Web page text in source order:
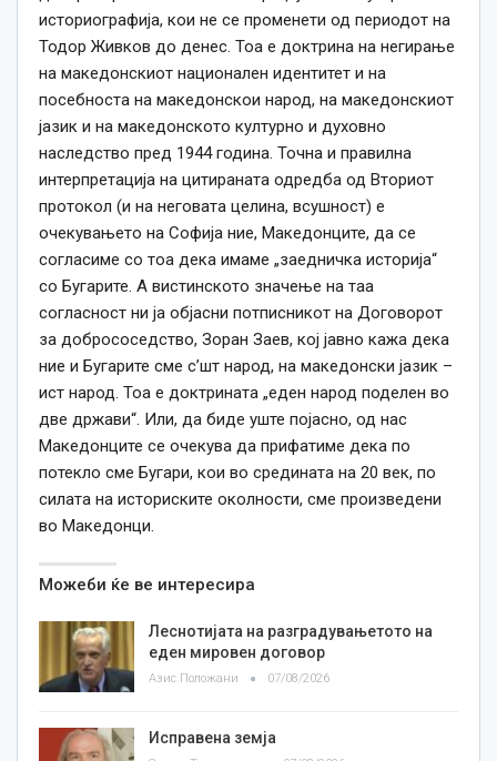
историографија, кои не се променети од периодот на
Тодор Живков до денес. Тоа е доктрина на негирање
на македонскиот национален идентитет и на
посебноста на македонскои народ, на македонскиот
јазик и на македонското културно и духовно
наследство пред 1944 година. Точна и правилна
интерпретација на цитираната одредба од Вториот
протокол (и на неговата целина, всушност) е
очекувањето на Софија ние, Македонците, да се
согласиме со тоа дека имаме „заедничка историја“
со Бугарите. А вистинското значење на таа
согласност ни ја објасни потписникот на Договорот
за добрососедство, Зоран Заев, кој јавно кажа дека
ние и Бугарите сме с’шт народ, на македонски јазик –
ист народ. Тоа е доктрината „еден народ поделен во
две држави“. Или, да биде уште појасно, од нас
Македонците се очекува да прифатиме дека по
потекло сме Бугари, кои во средината на 20 век, по
силата на историските околности, сме произведени
во Македонци.
Можеби ќе ве интересира
Леснотијата на разградувањетото на
еден мировен договор
Азис Положани 07/08/2026
Исправена земја